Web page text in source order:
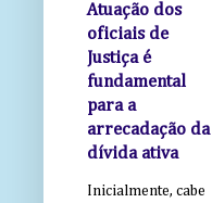
Atuação dos
oficiais de
Justiça é
fundamental
para a
arrecadação da
dívida ativa
Inicialmente, cabe